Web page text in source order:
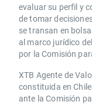
evaluar su perfil y
de tomar
se transan en
al marco jurídico
por la Comisión
XTB Agente de
constituida en
ante la Comisión